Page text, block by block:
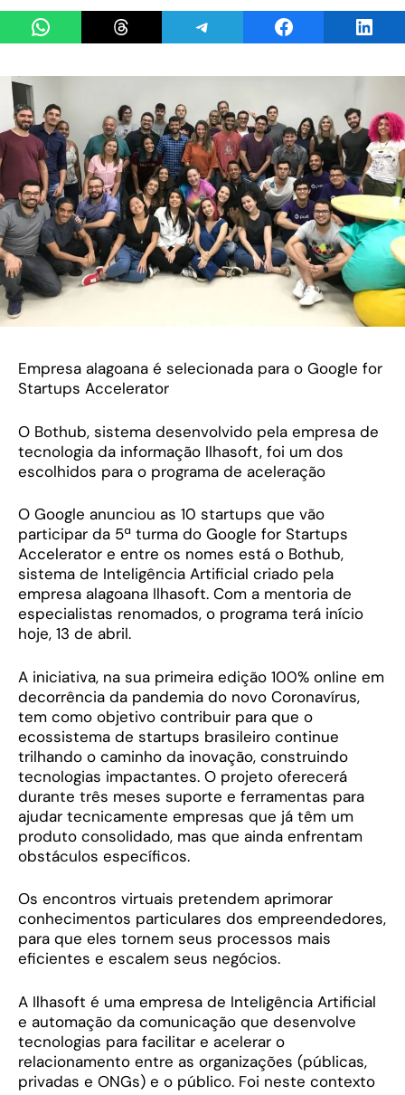
Share on WhatsAppShare on ThreadsShare on TelegramShare on Facebook
Empresa alagoana é selecionada para o Google for
Startups Accelerator
O Bothub, sistema desenvolvido pela empresa de
tecnologia da informação Ilhasoft, foi um dos
escolhidos para o programa de aceleração
O Google anunciou as 10 startups que vão
participar da 5ª turma do Google for Startups
Accelerator e entre os nomes está o Bothub,
sistema de Inteligência Artificial criado pela
empresa alagoana Ilhasoft. Com a mentoria de
especialistas renomados, o programa terá início
hoje, 13 de abril.
A iniciativa, na sua primeira edição 100% online em
decorrência da pandemia do novo Coronavírus,
tem como objetivo contribuir para que o
ecossistema de startups brasileiro continue
trilhando o caminho da inovação, construindo
tecnologias impactantes. O projeto oferecerá
durante três meses suporte e ferramentas para
ajudar tecnicamente empresas que já têm um
produto consolidado, mas que ainda enfrentam
obstáculos específicos.
Os encontros virtuais pretendem aprimorar
conhecimentos particulares dos empreendedores,
para que eles tornem seus processos mais
eficientes e escalem seus negócios.
A Ilhasoft é uma empresa de Inteligência Artificial
e automação da comunicação que desenvolve
tecnologias para facilitar e acelerar o
relacionamento entre as organizações (públicas,
privadas e ONGs) e o público. Foi neste contexto